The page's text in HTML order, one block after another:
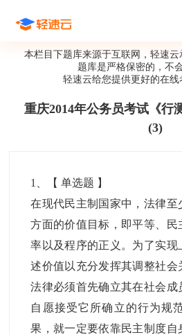
本栏目下题库来源于互联网，轻速
题库是严格保密的，不
轻速云给您提供更好的在线
重庆2014年公务员考试《行
(3)
1 、【单选题 】
在现代民主制国家中，法律至
方面的价值目标，即平等、民
率以及程序的正义。为了实现
述价值以充分发挥其调整社会
法律必须首先确立其在社会成
自愿接受它所确立的行为规
果，就一定要依靠民主制度自